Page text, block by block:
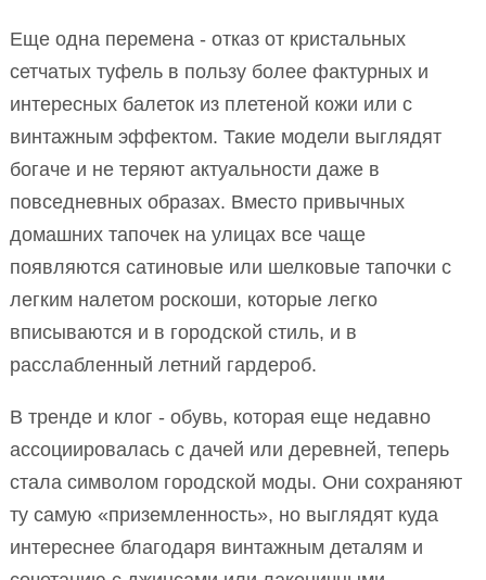
Еще одна перемена - отказ от кристальных
сетчатых туфель в пользу более фактурных и
интересных балеток из плетеной кожи или с
винтажным эффектом. Такие модели выглядят
богаче и не теряют актуальности даже в
повседневных образах. Вместо привычных
домашних тапочек на улицах все чаще
появляются сатиновые или шелковые тапочки с
легким налетом роскоши, которые легко
вписываются и в городской стиль, и в
расслабленный летний гардероб.
В тренде и клог - обувь, которая еще недавно
ассоциировалась с дачей или деревней, теперь
стала символом городской моды. Они сохраняют
ту самую «приземленность», но выглядят куда
интереснее благодаря винтажным деталям и